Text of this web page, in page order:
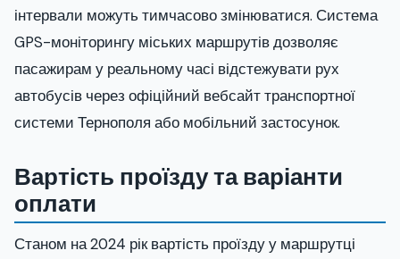
інтервали можуть тимчасово змінюватися. Система
GPS-моніторингу міських маршрутів дозволяє
пасажирам у реальному часі відстежувати рух
автобусів через офіційний вебсайт транспортної
системи Тернополя або мобільний застосунок.
Вартість проїзду та варіанти
оплати
Станом на 2024 рік вартість проїзду у маршрутці